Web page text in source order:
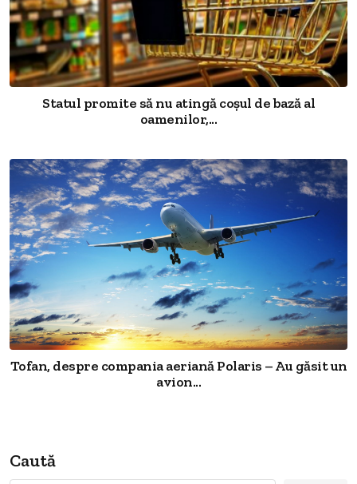
Statul promite să nu atingă coșul de bază al
oamenilor,...
Tofan, despre compania aeriană Polaris – Au găsit un
avion...
Caută